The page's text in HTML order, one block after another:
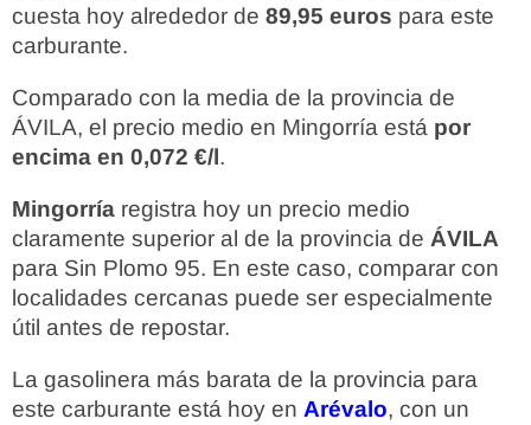
cuesta hoy alrededor de 89,95 euros para este
carburante.
Comparado con la media de la provincia de
ÁVILA, el precio medio en Mingorría está por
encima en 0,072 €/l.
Mingorría registra hoy un precio medio
claramente superior al de la provincia de ÁVILA
para Sin Plomo 95. En este caso, comparar con
localidades cercanas puede ser especialmente
útil antes de repostar.
La gasolinera más barata de la provincia para
este carburante está hoy en Arévalo, con un